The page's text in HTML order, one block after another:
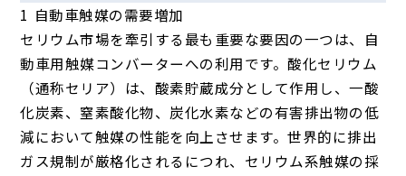
自動車触媒の需要増加
セリウム市場を牽引する最も重要な要因の一つは、自
動車用触媒コンバーターへの利用です。酸化セリウム
（通称セリア）は、酸素貯蔵成分として作用し、一酸
化炭素、窒素酸化物、炭化水素などの有害排出物の低
減において触媒の性能を向上させます。世界的に排出
ガス規制が厳格化されるにつれ、セリウム系触媒の採